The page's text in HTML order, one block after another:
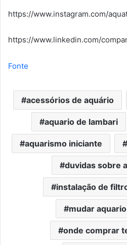
https://www.instagram.com/
https://www.linkedin.com/
Fonte
acessórios de aquário
aquario de lambari
aquarismo iniciante
duvidas sobre
instalação de
mudar
onde comprar